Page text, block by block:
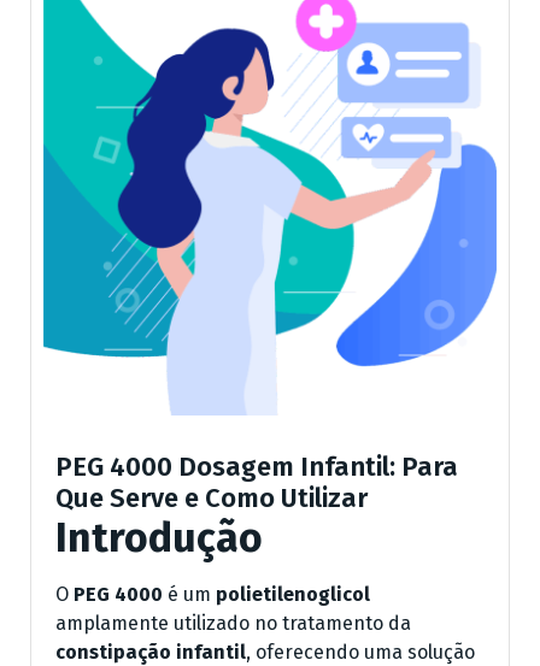
PEG 4000 Dosagem Infantil: Para
Que Serve e Como Utilizar
Introdução
O PEG 4000 é um polietilenoglicol
amplamente utilizado no tratamento da
constipação infantil, oferecendo uma solução